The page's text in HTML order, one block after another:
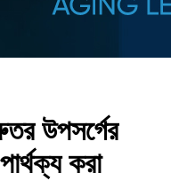
উপসর্গের
করা